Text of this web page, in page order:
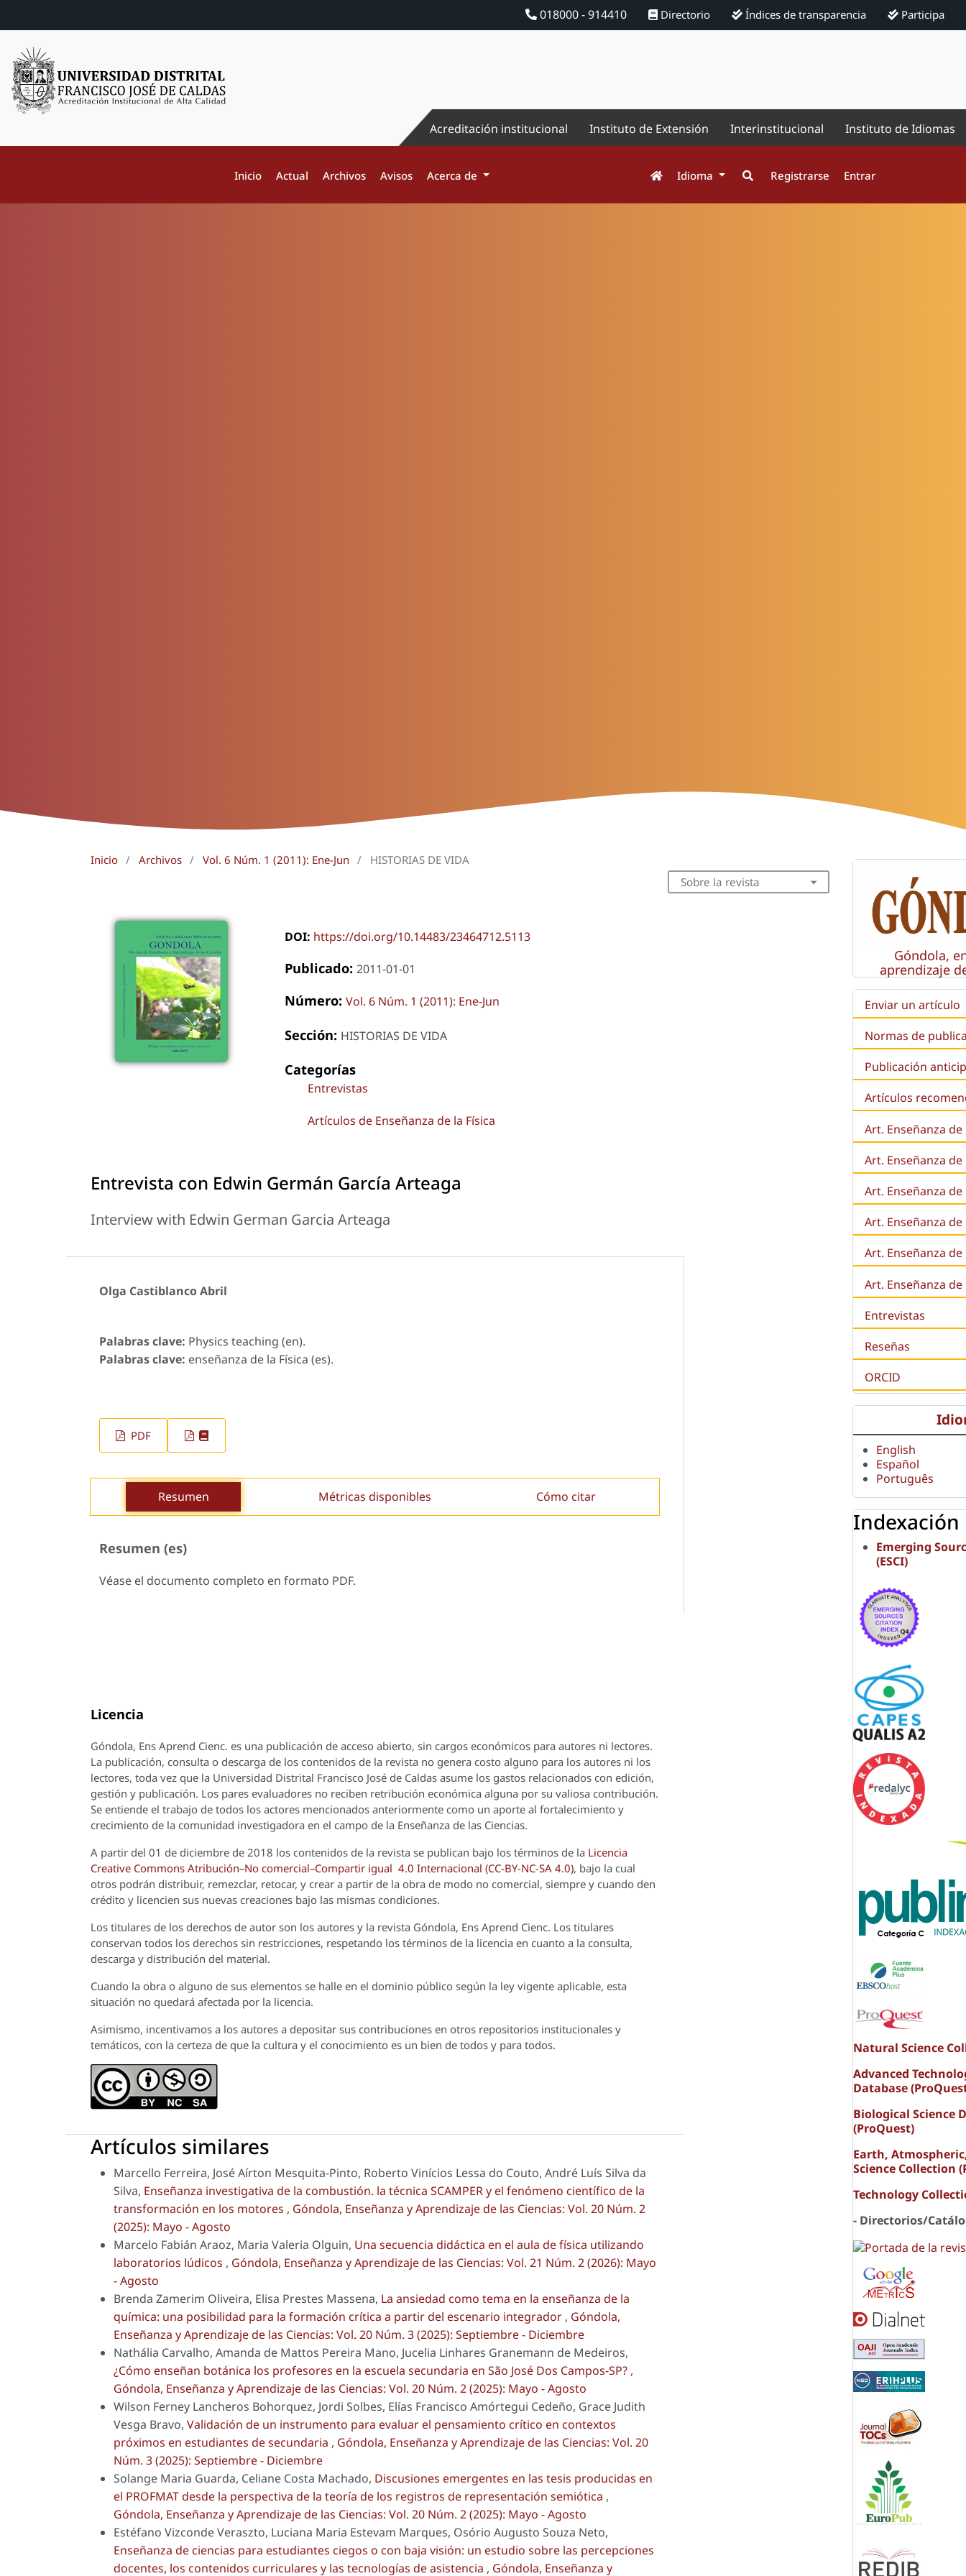
018000 - 914410 Directorio Índices de transparencia Participa
Acreditación institucional Instituto de Extensión Interinstitucional Instituto de Idiomas
Inicio Actual Archivos Avisos Acerca de Idioma Registrarse Entrar
Inicio / Archivos / Vol. 6 Núm. 1 (2011): Ene-Jun / HISTORIAS DE VIDA
DOI: https://doi.org/10.14483/23464712.5113
Publicado: 2011-01-01
Número: Vol. 6 Núm. 1 (2011): Ene-Jun
Sección: HISTORIAS DE VIDA
Categorías
Entrevistas
Artículos de Enseñanza de la Física
Entrevista con Edwin Germán García Arteaga
Interview with Edwin German Garcia Arteaga
Olga Castiblanco Abril
Palabras clave: Physics teaching (en).
Palabras clave: enseñanza de la Física (es).
PDF
Resumen Métricas disponibles Cómo citar
Resumen (es)
Véase el documento completo en formato PDF.
Licencia
Góndola, Ens Aprend Cienc. es una publicación de acceso abierto, sin cargos económicos para autores ni lectores.
La publicación, consulta o descarga de los contenidos de la revista no genera costo alguno para los autores ni los
lectores, toda vez que la Universidad Distrital Francisco José de Caldas asume los gastos relacionados con edición,
gestión y publicación. Los pares evaluadores no reciben retribución económica alguna por su valiosa contribución.
Se entiende el trabajo de todos los actores mencionados anteriormente como un aporte al fortalecimiento y
crecimiento de la comunidad investigadora en el campo de la Enseñanza de las Ciencias.
A partir del 01 de diciembre de 2018 los contenidos de la revista se publican bajo los términos de la Licencia
Creative Commons Atribución–No comercial–Compartir igual 4.0 Internacional (CC-BY-NC-SA 4.0), bajo la cual
otros podrán distribuir, remezclar, retocar, y crear a partir de la obra de modo no comercial, siempre y cuando den
crédito y licencien sus nuevas creaciones bajo las mismas condiciones.
Los titulares de los derechos de autor son los autores y la revista Góndola, Ens Aprend Cienc. Los titulares
conservan todos los derechos sin restricciones, respetando los términos de la licencia en cuanto a la consulta,
descarga y distribución del material.
Cuando la obra o alguno de sus elementos se halle en el dominio público según la ley vigente aplicable, esta
situación no quedará afectada por la licencia.
Asimismo, incentivamos a los autores a depositar sus contribuciones en otros repositorios institucionales y
temáticos, con la certeza de que la cultura y el conocimiento es un bien de todos y para todos.
Artículos similares
Marcello Ferreira, José Aírton Mesquita-Pinto, Roberto Vinícios Lessa do Couto, André Luís Silva da
Silva, Enseñanza investigativa de la combustión. la técnica SCAMPER y el fenómeno científico de la
transformación en los motores , Góndola, Enseñanza y Aprendizaje de las Ciencias: Vol. 20 Núm. 2
(2025): Mayo - Agosto
Marcelo Fabián Araoz, Maria Valeria Olguin, Una secuencia didáctica en el aula de física utilizando
laboratorios lúdicos , Góndola, Enseñanza y Aprendizaje de las Ciencias: Vol. 21 Núm. 2 (2026): Mayo
- Agosto
Brenda Zamerim Oliveira, Elisa Prestes Massena, La ansiedad como tema en la enseñanza de la
química: una posibilidad para la formación crítica a partir del escenario integrador , Góndola,
Enseñanza y Aprendizaje de las Ciencias: Vol. 20 Núm. 3 (2025): Septiembre - Diciembre
Nathália Carvalho, Amanda de Mattos Pereira Mano, Jucelia Linhares Granemann de Medeiros,
¿Cómo enseñan botánica los profesores en la escuela secundaria en São José Dos Campos-SP? ,
Góndola, Enseñanza y Aprendizaje de las Ciencias: Vol. 20 Núm. 2 (2025): Mayo - Agosto
Wilson Ferney Lancheros Bohorquez, Jordi Solbes, Elías Francisco Amórtegui Cedeño, Grace Judith
Vesga Bravo, Validación de un instrumento para evaluar el pensamiento crítico en contextos
próximos en estudiantes de secundaria , Góndola, Enseñanza y Aprendizaje de las Ciencias: Vol. 20
Núm. 3 (2025): Septiembre - Diciembre
Solange Maria Guarda, Celiane Costa Machado, Discusiones emergentes en las tesis producidas en
el PROFMAT desde la perspectiva de la teoría de los registros de representación semiótica ,
Góndola, Enseñanza y Aprendizaje de las Ciencias: Vol. 20 Núm. 2 (2025): Mayo - Agosto
Estéfano Vizconde Veraszto, Luciana Maria Estevam Marques, Osório Augusto Souza Neto,
Enseñanza de ciencias para estudiantes ciegos o con baja visión: un estudio sobre las percepciones
docentes, los contenidos curriculares y las tecnologías de asistencia , Góndola, Enseñanza y
Sobre la revista
Góndola,
aprendizaje
Enviar un artículo
Normas de
Publicación
Artículos
Art. Enseñanza
Art. Enseñanza
Art. Enseñanza de
Art. Enseñanza de
Art. Enseñanza
Art. Enseñanza
Entrevistas
Reseñas
ORCID
English
Español
Português
Indexación
Emerging
(ESCI)
Natural Science
Advanced
Database
Biological Science
(ProQuest)
Earth,
Science Collection
Technology
- Directorios/